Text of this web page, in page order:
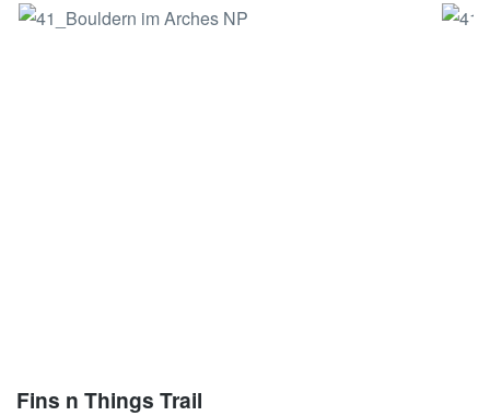
Fins n Things Trail